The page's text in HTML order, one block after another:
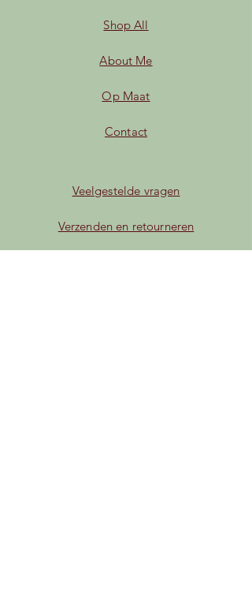
Shop All
About Me
Op Maat
Contact
Veelgestelde vragen
Verzenden en retourneren